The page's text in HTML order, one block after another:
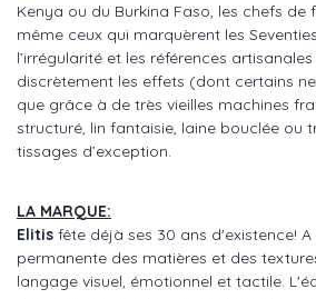
Kenya ou du Burkina Faso, les chefs de
même ceux qui marquèrent les
l’irrégularité et les références
discrètement les effets (dont certains
que grâce à de très vieilles machines
structuré, lin fantaisie, laine bouclée ou
tissages d’exception.
LA MARQUE:
Elitis fête déjà ses 30 ans d'existence!
permanente des matières et des
langage visuel, émotionnel et tactile.